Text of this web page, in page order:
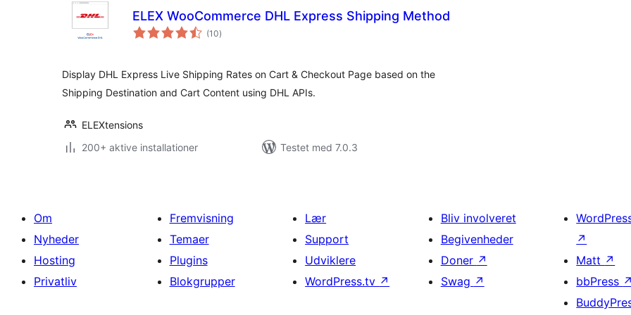
ELEX WooCommerce DHL Express Shipping Method
(10totale
bedømmelser
)
Display DHL Express Live Shipping Rates on Cart & Checkout Page based on the
Shipping Destination and Cart Content using DHL APIs.
ELEXtensions
200+ aktive installationer
Testet med 7.0.3
Om
Nyheder
Hosting
Privatliv
Fremvisning
Temaer
Plugins
Blokgrupper
Lær
Support
Udviklere
WordPress.tv ↗
Bliv involveret
Begivenheder
Doner ↗
Swag ↗
↗
Matt ↗
bbPress ↗